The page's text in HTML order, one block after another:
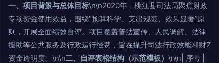
一、项目背景与总体目标\n\n2020年，桃江县司法局聚焦财政
专项资金使用效益，围绕“预算科学、支出规范、效果显著”原
则，开展全面绩效自评。项目覆盖普法宣传、人民调解、法律
援助等公共服务及行政运行经费，旨在提升司法行政效能和财Z
资金透明度。\n\n二、自评表格结构（示范模板） \n\n| 序号 |